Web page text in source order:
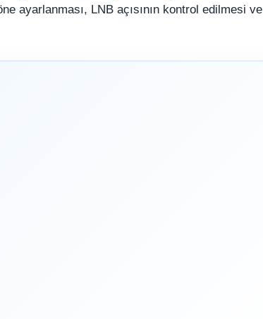
ayarlanması, LNB açısının kontrol edilmesi ve